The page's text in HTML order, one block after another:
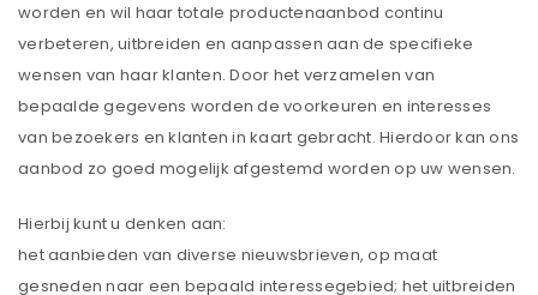
worden en wil haar totale productenaanbod continu
verbeteren, uitbreiden en aanpassen aan de specifieke
wensen van haar klanten. Door het verzamelen van
bepaalde gegevens worden de voorkeuren en interesses
van bezoekers en klanten in kaart gebracht. Hierdoor kan ons
aanbod zo goed mogelijk afgestemd worden op uw wensen.
Hierbij kunt u denken aan:
het aanbieden van diverse nieuwsbrieven, op maat
gesneden naar een bepaald interessegebied; het uitbreiden